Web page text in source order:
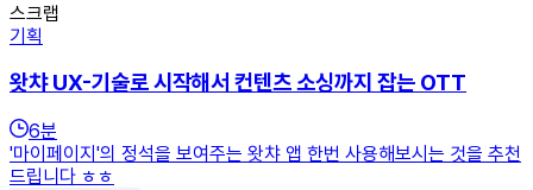
스크랩
기획
왓챠 UX-기술로 시작해서 컨텐츠 소싱까지 잡는 OTT
6분
'마이페이지'의 정석을 보여주는 왓챠 앱 한번 사용해보시는 것을 추천
드립니다 ㅎㅎ